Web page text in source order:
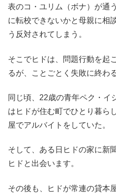
表のコ・ユリム（ボナ）が通
に転校できないかと母親に相
う反対されてしまう。
そこでヒドは、問題行動を起
るが、ことごとく失敗に終わる
同じ頃、22歳の青年ペク・イ
はヒドが住む町でひとり暮ら
屋でアルバイトをしていた。
そして、ある日ヒドの家に新
ヒドと出会います。
その後も、ヒドが常連の貸本